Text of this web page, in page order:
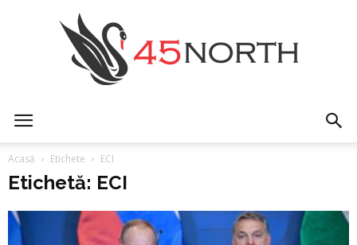
Acasă Etichete ECI
Etichetă: ECI